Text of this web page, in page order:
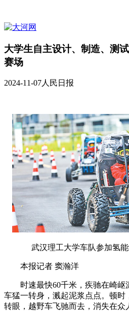
大学生自主设计、制造、测
赛场
2024-11-07人民日报
武汉理工大学车队参加氢
本报记者 窦瀚洋
时速最快60千米，疾驰在崎岖
车猛一转身，溅起泥浆点点。顿时
转眼，越野车飞驰而去，消失在